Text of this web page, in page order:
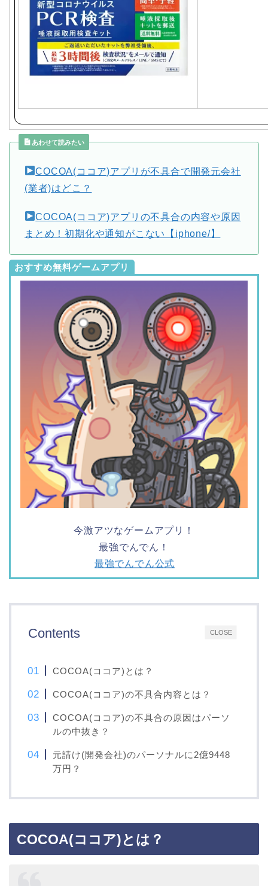
あわせて読みたい
COCOA(ココア)アプリが不具合で開発元会社
(業者)はどこ？
COCOA(ココア)アプリの不具合の内容や原因
まとめ！初期化や通知がこない【iphone/】
おすすめ無料ゲームアプリ
今激アツなゲームアプリ！
最強でんでん！
最強でんでん公式
CLOSE
Contents
COCOA(ココア)とは？
COCOA(ココア)の不具合内容とは？
COCOA(ココア)の不具合の原因はパーソ
ルの中抜き？
元請け(開発会社)のパーソナルに2億9448
万円？
COCOA(ココア)とは？